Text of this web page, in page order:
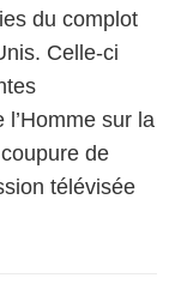
du complot
Celle-ci
sur la
de
télévisée